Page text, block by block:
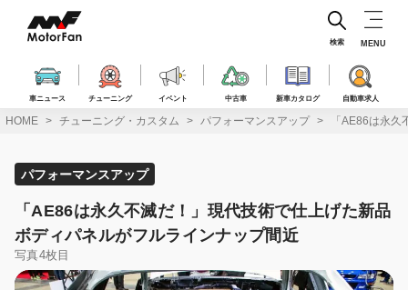
ス
車ニュース チューニング イベント 中古車 新車カタログ 自動車求人
検索 MENU
HOME チューニング・カスタム パフォーマンスアップ 「AE86は永
パフォーマンスアップ
「AE86は永久不滅だ！」現代技術で仕上げた新品
ボディパネルがフルラインナップ間近
写真4枚目